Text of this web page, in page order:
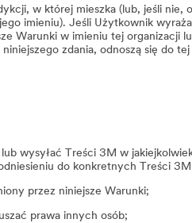
w której mieszka (lub, jeśli nie,
imieniu). Jeśli Użytkownik
Warunki w imieniu tej organizacji
zdania, odnoszą się do
wysyłać Treści 3M w
do konkretnych Treści
przez niniejsze Warunki;
prawa innych osób;